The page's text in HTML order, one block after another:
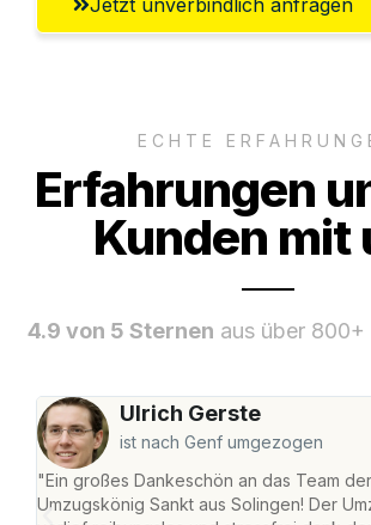
ECHTE
Erfahrungen
Kunden mit
4.9 von 5 Sternen aus über 800+
Ulrich Gerste
ist nach Genf umgezogen
"Ein großes Dankeschön an das Team
Umzugskönig Sankt aus Solingen! Der